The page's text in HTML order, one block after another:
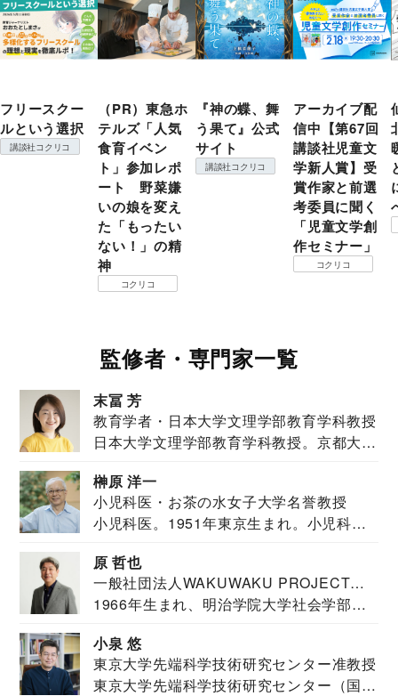
フリースクー
ルという選択
講談社コクリコ
（PR）東急ホ
テルズ「人気
食育イベン
ト」参加レポ
ート 野菜嫌
いの娘を変え
た「もったい
ない！」の精
神
コクリコ
『神の蝶、舞
う果て』公式
サイト
講談社コクリコ
アーカイブ配
信中【第67回
講談社児童文
学新人賞】受
賞作家と前選
考委員に聞く
「児童文学創
作セミナー」
コクリコ
監修者・専門家一覧
末冨 芳
教育学者・日本大学文理学部教育学科教授
日本大学文理学部教育学科教授。京都大学
榊原 洋一
小児科医・お茶の水女子大学名誉教授
小児科医。1951年東京生まれ。小児科
原 哲也
一般社団法人WAKUWAKU PROJECT
JAPAN代表・言語聴覚士・社会福祉士
1966年生まれ、明治学院大学社会学部福
小泉 悠
東京大学先端科学技術研究センター准教授
東京大学先端科学技術研究センター（国際